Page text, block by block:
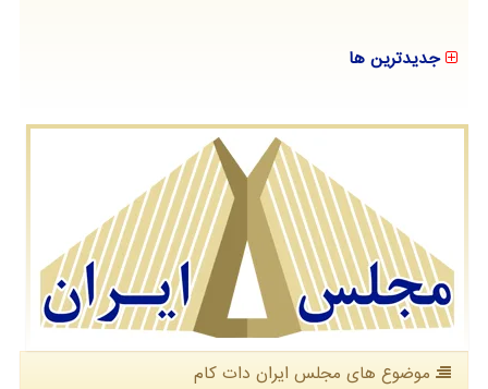
جدیدترین ها
موضوع های مجلس ایران دات كام